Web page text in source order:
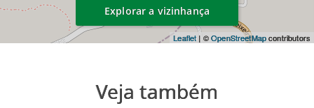
Leaflet | ©OpenStreetMapcontributors
Explorar a vizinhança
Veja também